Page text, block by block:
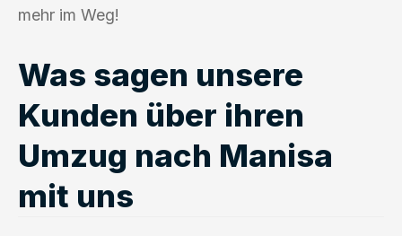
mehr im Weg!
Was sagen unsere
Kunden über ihren
Umzug nach Manisa
mit uns